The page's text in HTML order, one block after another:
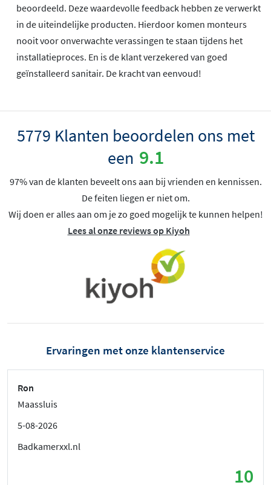
beoordeeld. Deze waardevolle feedback hebben ze verwerkt
in de uiteindelijke producten. Hierdoor komen monteurs
nooit voor onverwachte verassingen te staan tijdens het
installatieproces. En is de klant verzekered van goed
geïnstalleerd sanitair. De kracht van eenvoud!
5779 Klanten beoordelen ons met
een 9.1
97% van de klanten beveelt ons aan bij vrienden en kennissen.
De feiten liegen er niet om.
Wij doen er alles aan om je zo goed mogelijk te kunnen helpen!
Lees al onze reviews op Kiyoh
Ervaringen met onze klantenservice
Ron
Maassluis
5-08-2026
Badkamerxxl.nl
10